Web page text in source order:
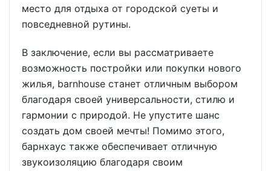
место для отдыха от городской суеты и
повседневной рутины.
В заключение, если вы рассматриваете
возможность постройки или покупки нового
жилья, barnhouse станет отличным выбором
благодаря своей универсальности, стилю и
гармонии с природой. Не упустите шанс
создать дом своей мечты! Помимо этого,
барнхаус также обеспечивает отличную
звукоизоляцию благодаря своим